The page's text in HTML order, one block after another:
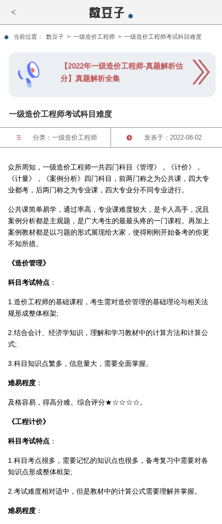
<
当前位置： 数豆子 > 一级造价工程师 > 一级造价工程师考试科目难度
【2022年一级造价工程师-真题解析估
分】真题解析全集
一级造价工程师考试科目难度
分类：一级造价工程师 发表于：2022-08-02
众所周知，一级造价工程师一共四门科目《管理》，《计价》，
《计量》，《案例分析》四门科目，前两门称之为公共课，四大专
业都考，后两门称之为专业课，四大专业分不同专业进行。
公共课简单易学，通过率高，专业课难度较大，是卡人高手，况且
案例分析都是主观题，是广大考生的最最头疼的一门课程。再加上
案例教材都是以习题的形式展现给大家，使得刚刚开始备考的你更
不知所措。
《造价管理》
科目考试特点：
1.造价工程师的基础课程，考生需对造价管理的基础理论与相关法
规形成整体框架;
2.结合会计、经济学知识，理解和学习教材中的计算方法和计算公
式;
3.科目知识点繁多，信息量大，需要全面掌握。
难易程度：
及格容易，得高分难。综合评分★☆☆☆☆。
《工程计价》
科目考试特点：
1.科目考点很多，需要记忆的知识点也很多，备考复习中需要对各
知识点形成整体框架;
2.考试难度相对适中，但是教材中的计算公式需要理解并掌握。
难易程度：